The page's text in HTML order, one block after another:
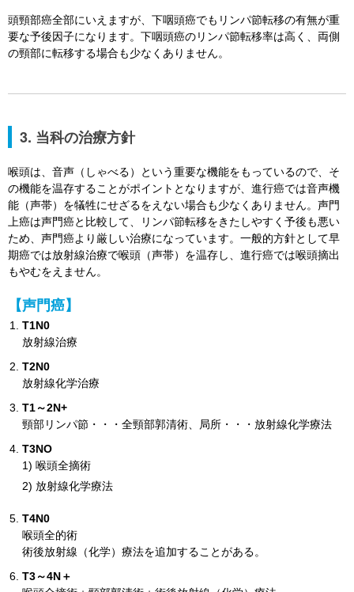
頭頸部癌全部にいえますが、下咽頭癌でもリンパ節転移の有無が重
要な予後因子になります。下咽頭癌のリンパ節転移率は高く、両側
の頸部に転移する場合も少なくありません。
3. 当科の治療方針
喉頭は、音声（しゃべる）という重要な機能をもっているので、そ
の機能を温存することがポイントとなりますが、進行癌では音声機
能（声帯）を犠牲にせざるをえない場合も少なくありません。声門
上癌は声門癌と比較して、リンパ節転移をきたしやすく予後も悪い
ため、声門癌より厳しい治療になっています。一般的方針として早
期癌では放射線治療で喉頭（声帯）を温存し、進行癌では喉頭摘出
もやむをえません。
【声門癌】
T1N0
放射線治療
T2N0
放射線化学治療
T1～2N+
頸部リンパ節・・・全頸部郭清術、局所・・・放射線化学療法
T3NO
喉頭全摘術
放射線化学療法
T4N0
喉頭全的術
術後放射線（化学）療法を追加することがある。
T3～4N＋